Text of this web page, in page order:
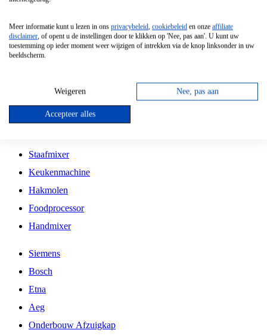
Vrijstaande Magnetron
Vrijstaande Kookplaat
Inbouw Gaskookplaat
Inbouw Keramische Kookplaat
Kookplaat Accessoires
Staafmixer
Keukenmachine
Hakmolen
Foodprocessor
Handmixer
Siemens
Bosch
Etna
Aeg
Onderbouw Afzuigkap
Meer informatie kunt u lezen in ons privacybeleid, cookiebeleid en onze affiliate
disclaimer, of opent u de instellingen door te klikken op 'Nee, pas aan'. U kunt uw
toestemming op ieder moment weer wijzigen of intrekken via de knop linksonder in uw
beeldscherm.
Weigeren Nee, pas aan
Accepteer alles